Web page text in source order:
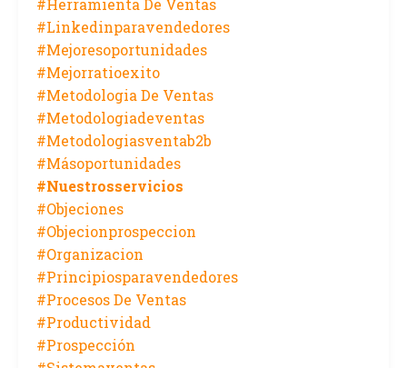
#herramienta De Ventas
#linkedinparavendedores
#mejoresoportunidades
#mejorratioexito
#metodologia De Ventas
#metodologiadeventas
#metodologiasventab2b
#másoportunidades
#nuestrosservicios
#objeciones
#objecionprospeccion
#organizacion
#principiosparavendedores
#procesos De Ventas
#productividad
#prospección